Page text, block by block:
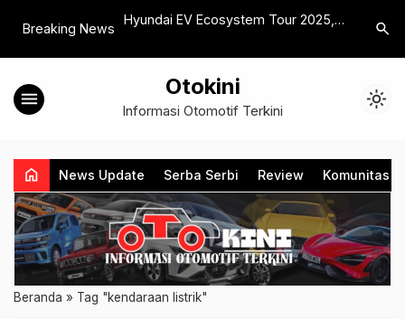
Breaking News
Hyundai EV Ecosystem Tour 2025,
Hyundai di Indonesia
Honda
search
menu Otokini
Informasi Otomotif Terkini light_mode
home News Update Serba Serbi Review Komunitas
Beranda » Tag "kendaraan listrik"